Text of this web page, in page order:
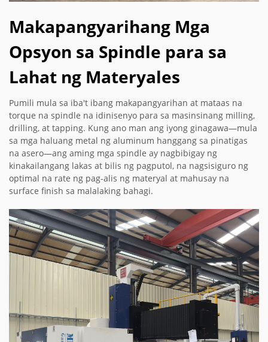
Makapangyarihang Mga
Opsyon sa Spindle para sa
Lahat ng Materyales
Pumili mula sa iba't ibang makapangyarihan at mataas na
torque na spindle na idinisenyo para sa masinsinang milling,
drilling, at tapping. Kung ano man ang iyong ginagawa—mula
sa mga haluang metal ng aluminum hanggang sa pinatigas
na asero—ang aming mga spindle ay nagbibigay ng
kinakailangang lakas at bilis ng pagputol, na nagsisiguro ng
optimal na rate ng pag-alis ng materyal at mahusay na
surface finish sa malalaking bahagi.